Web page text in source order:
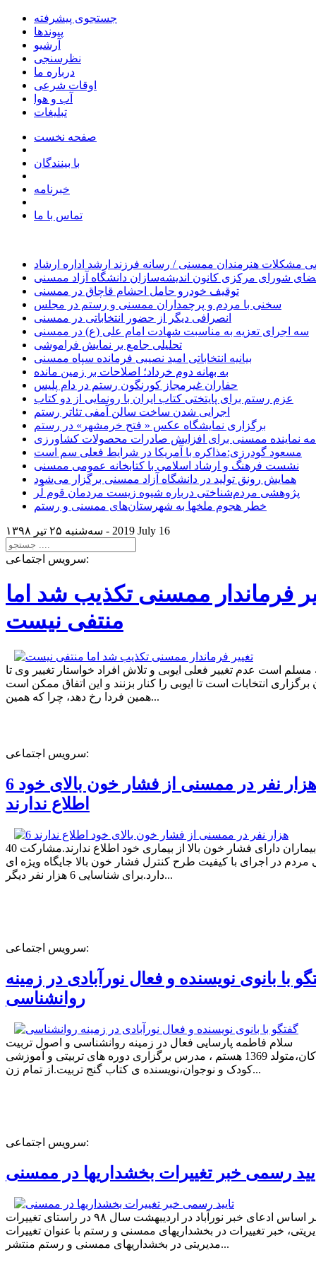
جستجوی پیشرفته
پیوندها
آرشیو
نظرسنجی
درباره ما
اوقات شرعی
آب و هوا
تبلیغات
صفحه نخست
با بینندگان
خبرنامه
تماس با ما
مشکلات هنرمندان ممسنی / رسانه فرزند ارشد اداره ارشاد
شورای مرکزی کانون اندیشه‌سازان دانشگاه آزاد ممسنی
توقیف خودرو حامل احشام قاچاق در ممسنی
سخنی با مردم و پرچمداران ممسنی و رستم در مجلس
انصرافی دیگر از حضور انتخاباتی در ممسنی
سه اجرای تعزیه به مناسبت شهادت امام علی (ع) در ممسنی
تحلیلی جامع بر نمایش فراموشی
بیانیه انتخاباتی امید نصیبی فرمانده سپاه ممسنی
به بهانه دوم خرداد؛ اصلاحات بر زمین مانده
حفاران غیرمجاز کورنگون رستم در دام پلیس
عزم رستم برای پایتختی کتاب ایران با رونمایی از دو کتاب
اجرایی شدن ساخت سالن آمفی تئاتر رستم
برگزاری نمایشگاه عکس « فتح خرمشهر» در رستم
نماینده ممسنی برای افزایش صادرات محصولات کشاورزی
مسعود گودرزی:مذاکره با آمریکا در شرایط فعلی سم است
نشست فرهنگ و ارشاد اسلامی با کتابخانه عمومی ممسنی
همایش رونق تولید در دانشگاه آزاد ممسنی برگزار می‌شود
پژوهشی مردم‌شناختی درباره شیوه زیست مردمان قوم لُر
خطر هجوم ملخها به شهرستان‌های ممسنی و رستم
سه‌شنبه ۲۵ تير ۱۳۹۸ - 2019 July 16
سرویس اجتماعی:
فرماندار ممسنی تکذیب شد اما
منتفی نیست
مسلم است عدم تغییر فعلی ایوبی و تلاش افراد خواستار تغییر وی تا
برگزاری انتخابات است تا ایوبی را کنار بزنند و این اتفاق ممکن است
همین فردا رخ دهد، چرا که همین...
سرویس اجتماعی:
6 هزار نفر در ممسنی از فشار خون بالای خود
اطلاع ندارند
40 درصد بیماران دارای فشار خون بالا از بیماری خود اطلاع ندارند.مشارکت
در اجرای با کیفیت طرح کنترل فشار خون بالا جایگاه ویژه ای
دارد.برای شناسایی 6 هزار نفر دیگر...
سرویس اجتماعی:
با بانوی نویسنده و فعال نورآبادی در زمینه
روانشناسی
سلام فاطمه پارسایی فعال در زمینه روانشناسی و اصول تربیت
کودکان،متولد 1369 هستم ، مدرس برگزاری دوره های تربیتی و آموزشی
کودک و نوجوان،نویسنده ی کتاب گنج تربیت.از تمام زن...
سرویس اجتماعی:
رسمی خبر تغییرات بخشداریها در ممسنی
بر اساس ادعای خبر نورآباد در اردیبهشت سال ۹۸ در راستای تغییرات
خبر تغییرات در بخشداریهای ممسنی و رستم با عنوان تغییرات
مدیریتی در بخشداریهای ممسنی و رستم منتشر...